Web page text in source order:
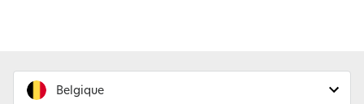
Belgique